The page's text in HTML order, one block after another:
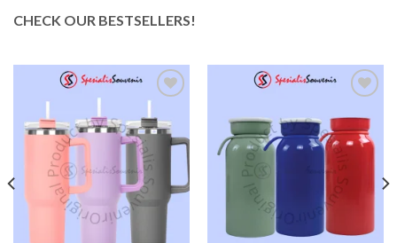
CHECK OUR BESTSELLERS!
Add to
wishlist
Add to
wishlist